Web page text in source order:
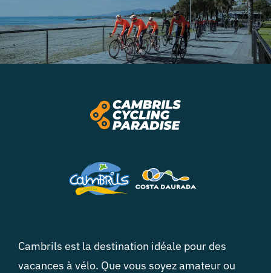
Cambrils est la destination idéale pour des
vacances à vélo. Que vous soyez amateur ou